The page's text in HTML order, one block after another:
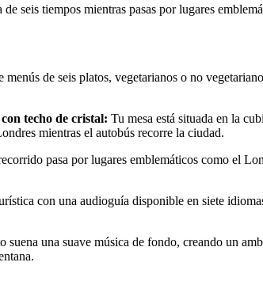
seis tiempos mientras pasas por lugares
menús de seis platos, vegetarianos o no
techo de cristal: Tu mesa está situada en la
mientras el autobús recorre la ciudad.
pasa por lugares emblemáticos como el
con una audioguía disponible en siete
suena una suave música de fondo, creando un